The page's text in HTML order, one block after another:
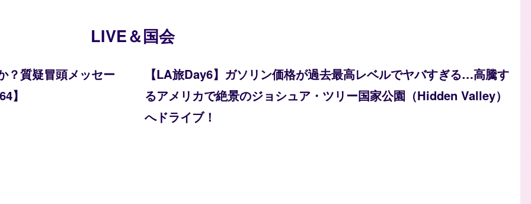
LIVE＆国会
？質疑冒頭メッセー
】
【LA旅Day6】ガソリン価格が過去最高レベルでヤバすぎる…高騰す
るアメリカで絶景のジョシュア・ツリー国家公園（Hidden Valley）
へドライブ！